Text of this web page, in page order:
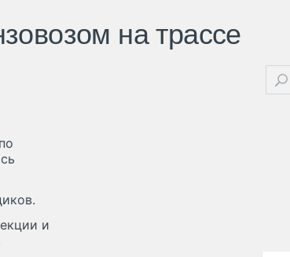
на трассе
и